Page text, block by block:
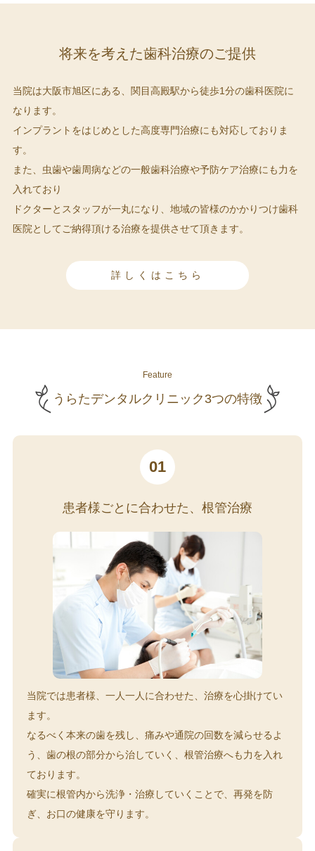
将来を考えた歯科治療のご提供
当院は大阪市旭区にある、関目高殿駅から徒歩1分の歯科医院に
なります。
インプラントをはじめとした高度専門治療にも対応しておりま
す。
また、虫歯や歯周病などの一般歯科治療や予防ケア治療にも力を
入れており
ドクターとスタッフが一丸になり、地域の皆様のかかりつけ歯科
医院としてご納得頂ける治療を提供させて頂きます。
詳しくはこちら
Feature
うらたデンタルクリニック3つの特徴
01
患者様ごとに合わせた、根管治療
当院では患者様、一人一人に合わせた、治療を心掛けてい
ます。
なるべく本来の歯を残し、痛みや通院の回数を減らせるよ
う、歯の根の部分から治していく、根管治療へも力を入れ
ております。
確実に根管内から洗浄・治療していくことで、再発を防
ぎ、お口の健康を守ります。